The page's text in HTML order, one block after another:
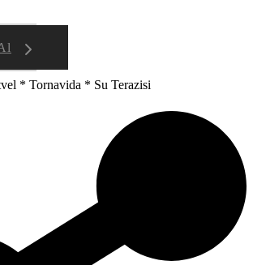
* Tornavida * Su Terazisi